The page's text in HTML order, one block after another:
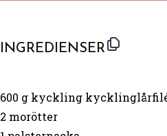
INGREDIENSER
600 gkyckling
2 morötter